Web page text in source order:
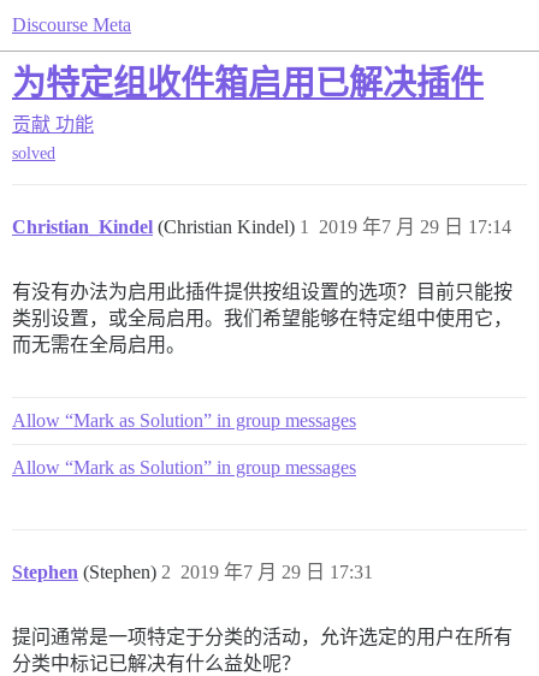
Discourse Meta
为特定组收件箱启用已解决插件
贡献 功能
solved
Christian_Kindel (Christian Kindel) 2019 年7 月 29 日 17:14
1
有没有办法为启用此插件提供按组设置的选项？目前只能按
类别设置，或全局启用。我们希望能够在特定组中使用它，
而无需在全局启用。
Allow “Mark as Solution” in group messages
Allow “Mark as Solution” in group messages
Stephen (Stephen) 2019 年7 月 29 日 17:31
2
提问通常是一项特定于分类的活动，允许选定的用户在所有
分类中标记已解决有什么益处呢？